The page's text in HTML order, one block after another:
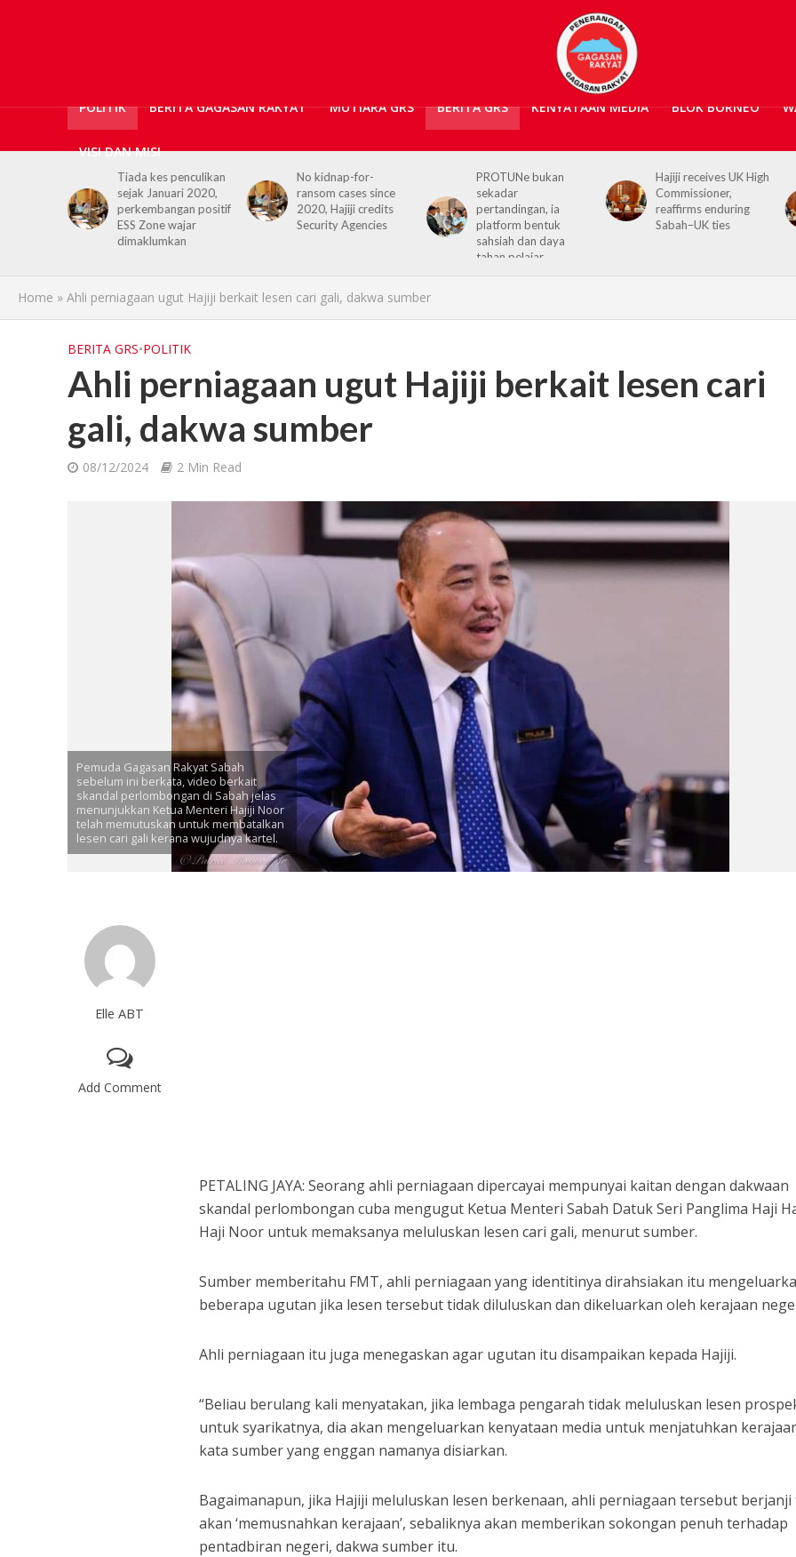
POLITIK BERITA GAGASAN RAKYAT MUTIARA GRS BERITA GRS KENYATAAN MEDIA BLOK BORNEO
VISI DAN MISI
Tiada kes penculikan
sejak Januari 2020,
perkembangan positif
ESS Zone wajar
dimaklumkan
No kidnap-for-
ransom cases since
2020, Hajiji credits
Security Agencies
PROTUNe bukan
sekadar
pertandingan, ia
platform bentuk
sahsiah dan daya
tahan pelajar
Hajiji receives UK High
Commissioner,
reaffirms enduring
Sabah–UK ties
Home » Ahli perniagaan ugut Hajiji berkait lesen cari gali, dakwa sumber
BERITA GRS•POLITIK
Ahli perniagaan ugut Hajiji berkait lesen cari
gali, dakwa sumber
08/12/2024 2 Min Read
Pemuda Gagasan Rakyat Sabah
sebelum ini berkata, video berkait
skandal perlombongan di Sabah jelas
menunjukkan Ketua Menteri Hajiji Noor
telah memutuskan untuk membatalkan
lesen cari gali kerana wujudnya kartel.
Elle ABT
Add Comment
PETALING JAYA: Seorang ahli perniagaan dipercayai mempunyai kaitan dengan dakwaan
skandal perlombongan cuba mengugut Ketua Menteri Sabah Datuk Seri Panglima Haji
Haji Noor untuk memaksanya meluluskan lesen cari gali, menurut sumber.
Sumber memberitahu FMT, ahli perniagaan yang identitinya dirahsiakan itu
beberapa ugutan jika lesen tersebut tidak diluluskan dan dikeluarkan oleh kerajaan
Ahli perniagaan itu juga menegaskan agar ugutan itu disampaikan kepada Hajiji.
“Beliau berulang kali menyatakan, jika lembaga pengarah tidak meluluskan lesen
untuk syarikatnya, dia akan mengeluarkan kenyataan media untuk menjatuhkan
kata sumber yang enggan namanya disiarkan.
Bagaimanapun, jika Hajiji meluluskan lesen berkenaan, ahli perniagaan tersebut berjanji
akan ‘memusnahkan kerajaan’, sebaliknya akan memberikan sokongan penuh terhadap
pentadbiran negeri, dakwa sumber itu.